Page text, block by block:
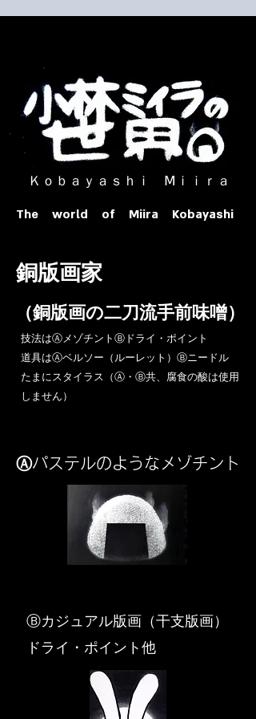
ｏｂａｙａｓｈｉ Ⅿｉｉｒａ​
The world of Miira Kobayashi
​銅版画家
​（銅版画の二刀流手前味噌）
​技法はⒶメゾチントⒷドライ・ポイント
道具はⒶベルソー（ルーレット）Ⓑニードル
​たまにスタイラス（Ⓐ・Ⓑ共、腐食の酸は使用
しません）
Ⓐパステルのようなメゾチント
​Ⓑカジュアル版画（干支版画）
ドライ・ポイント他